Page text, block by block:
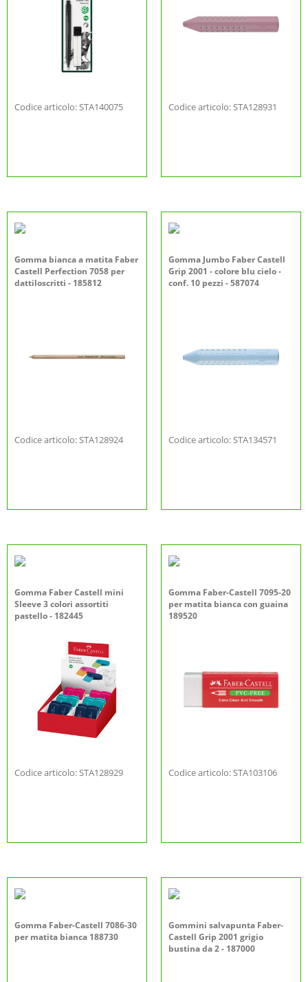
Codice articolo: STA140075 Codice articolo: STA128931
Gomma bianca a matita Faber
Castell Perfection 7058 per
dattiloscritti - 185812
Codice articolo: STA128924
Gomma Jumbo Faber Castell
Grip 2001 - colore blu cielo -
conf. 10 pezzi - 587074
Codice articolo: STA134571
Gomma Faber Castell mini
Sleeve 3 colori assortiti
pastello - 182445
Codice articolo: STA128929
Gomma Faber-Castell 7095-20
per matita bianca con guaina
189520
Codice articolo: STA103106
Gomma Faber-Castell 7086-30
per matita bianca 188730
Gommini salvapunta Faber-
Castell Grip 2001 grigio
bustina da 2 - 187000